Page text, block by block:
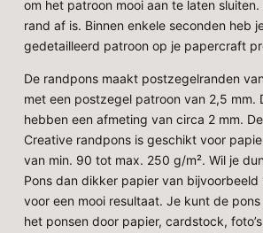
om het patroon mooi aan te laten
rand af is. Binnen enkele seconden heb
gedetailleerd patroon op je papercraft
De randpons maakt postzegelranden
met een postzegel patroon van 2,5 mm.
hebben een afmeting van circa 2 mm.
Creative randpons is geschikt voor
van min. 90 tot max. 250 g/m². Wil je
Pons dan dikker papier van bijvoorbeeld
voor een mooi resultaat. Je kunt de
het ponsen door papier, cardstock,